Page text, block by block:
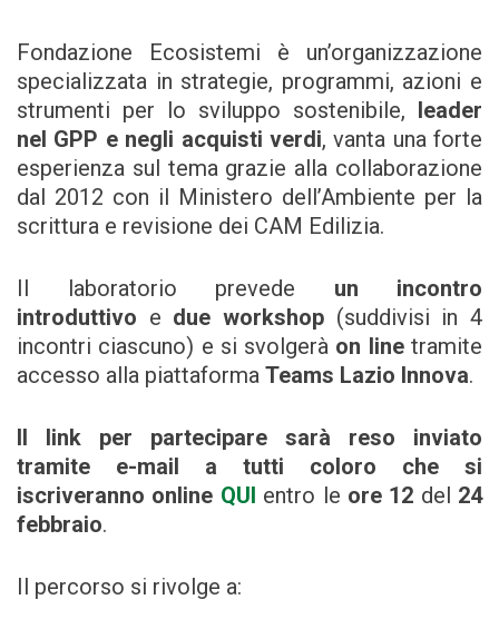
Fondazione Ecosistemi è un’organizzazione
specializzata in strategie, programmi, azioni e
strumenti per lo sviluppo sostenibile, leader
nel GPP e negli acquisti verdi, vanta una forte
esperienza sul tema grazie alla collaborazione
dal 2012 con il Ministero dell’Ambiente per la
scrittura e revisione dei CAM Edilizia.
Il laboratorio prevede un incontro
introduttivo e due workshop (suddivisi in 4
incontri ciascuno) e si svolgerà on linetramite
accesso alla piattaforma Teams Lazio Innova.
Il link per partecipare sarà reso inviato
tramite e-mail a tutti coloro che si
iscriveranno online QUI entro le ore 12 del 24
febbraio.
Il percorso si rivolge a: